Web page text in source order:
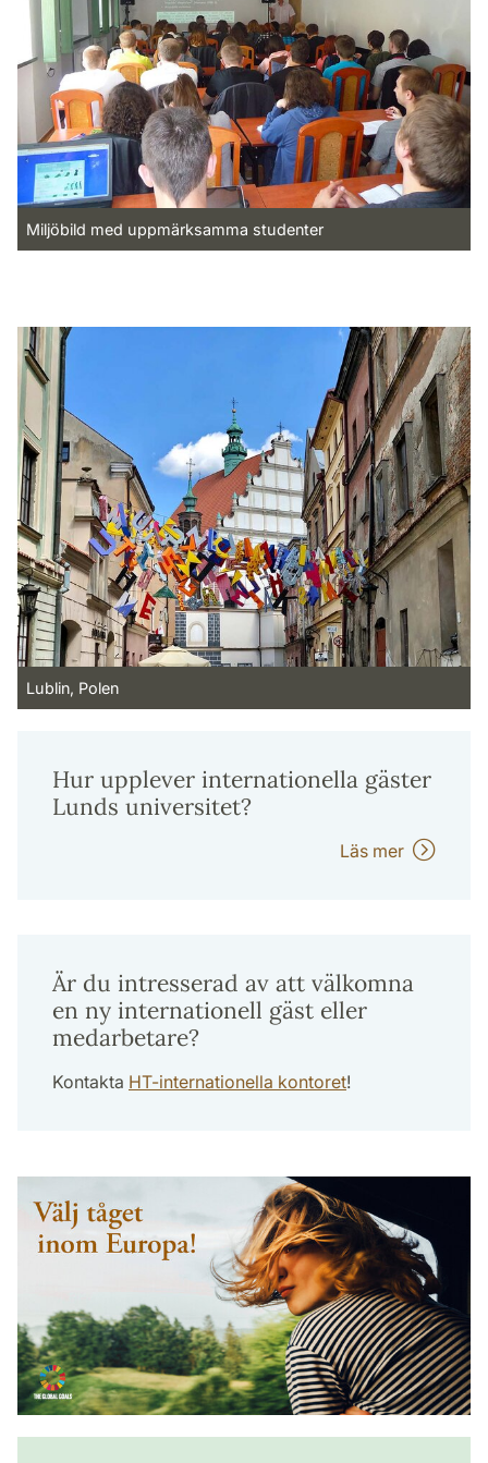
Miljöbild med uppmärksamma studenter
Lublin, Polen
Hur upplever internationella gäster
Lunds universitet?
Läs mer
Är du intresserad av att välkomna
en ny internationell gäst eller
medarbetare?
Kontakta HT-internationella kontoret!